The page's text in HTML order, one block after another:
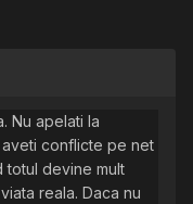
ce reusiti sa
Nu apelati la
conflicte pe net
totul devine mult
reala. Daca nu